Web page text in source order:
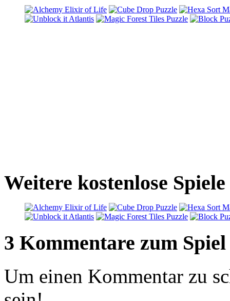
Weitere kostenlose
3 Kommentare zum Spiel
Um einen Kommentar zu